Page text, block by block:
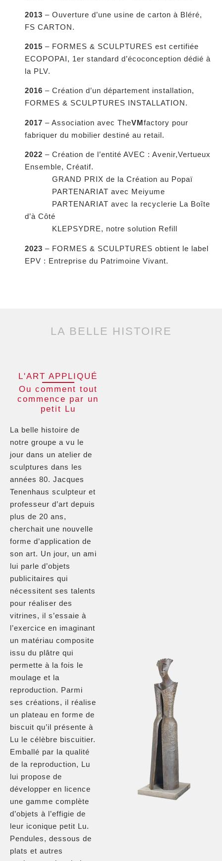
2013 – Ouverture d’une usine de carton à Bléré,
FS CARTON.
2015 – FORMES & SCULPTURES est certifiée
ECOPOPAI, 1er standard d’écoconception dédié à
la PLV.
2016 – Création d’un département installation,
FORMES & SCULPTURES INSTALLATION.
2017 – Association avec TheVMfactory pour
fabriquer du mobilier destiné au retail.
2022 – Création de l’entité AVEC : Avenir,Vertueux
Ensemble, Créatif.
GRAND PRIX de la Création au Popaï
PARTENARIAT avec Meiyume
PARTENARIAT avec la recyclerie La Boîte
d’à Côté
KLEPSYDRE, notre solution Refill
2023 – FORMES & SCULPTURES obtient le label
EPV : Entreprise du Patrimoine Vivant.
LA BELLE HISTOIRE
L'ART APPLIQUÉ
Ou comment tout
commence par un
petit Lu
La belle histoire de
notre groupe a vu le
jour dans un atelier de
sculptures dans les
années 80. Jacques
Tenenhaus sculpteur et
professeur d’art depuis
plus de 20 ans,
cherchait une nouvelle
forme d’application de
son art. Un jour, un ami
lui parle d’objets
publicitaires qui
nécessitent ses talents
pour réaliser des
vitrines, il s’essaie à
l’exercice en imaginant
un matériau composite
issu du plâtre qui
permette à la fois le
moulage et la
reproduction. Parmi
ses créations, il réalise
un plateau en forme de
biscuit qu’il présente à
Lu le célèbre biscuitier.
Emballé par la qualité
de la reproduction, Lu
lui propose de
développer en licence
une gamme complète
d’objets à l’effigie de
leur iconique petit Lu.
Pendules, dessous de
plats et autres